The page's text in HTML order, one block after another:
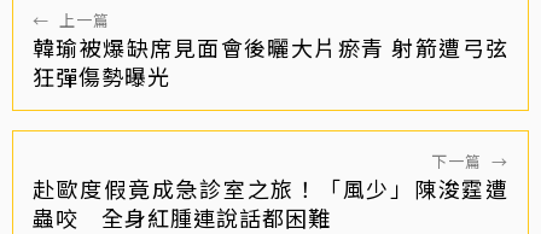
← 上一篇
韓瑜被爆缺席見面會後曬大片瘀青 射箭遭弓弦
狂彈傷勢曝光
下一篇 →
赴歐度假竟成急診室之旅！「風少」陳浚霆遭
蟲咬 全身紅腫連說話都困難